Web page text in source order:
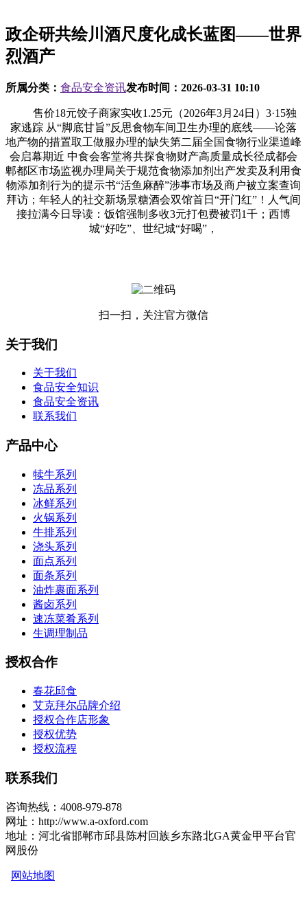
政企研共绘川酒尺度化成长蓝图——世界
烈酒产
所属分类： 食品安全资讯发布时间： 2026-03-31 10:10
售价18元饺子商家实收1.25元（2026年3月24日）3·15独
家逃踪 从“脚底甘旨”反思食物车间卫生办理的底线——论落
地产物的措置取工做服办理的缺失第二届全国食物行业渠道峰
会启幕期近 中食会客堂将共探食物财产高质量成长径成都会
郫都区市场监视办理局关于规范食物添加剂出产发卖及利用食
物添加剂行为的提示书“活鱼麻醉”涉事市场及商户被立案查询
拜访；年轻人的社交新场景糖酒会双馆首日“开门红”！人气间
接拉满今日导读：饭馆强制多收3元打包费被罚1千；西博
城“好吃”、世纪城“好喝”，
扫一扫，关注官方微信
关于我们
关于我们
食品安全知识
食品安全资讯
联系我们
产品中心
犊牛系列
冻品系列
冰鲜系列
火锅系列
牛排系列
浇头系列
面点系列
面条系列
油炸裹面系列
酱卤系列
速冻菜肴系列
生调理制品
授权合作
春花邱食
艾克拜尔品牌介绍
授权合作店形象
授权优势
授权流程
联系我们
咨询热线：4008-979-878
网址：http://www.a-oxford.com
地址：河北省邯郸市邱县陈村回族乡东路北GA黄金甲平台官
网股份
网站地图